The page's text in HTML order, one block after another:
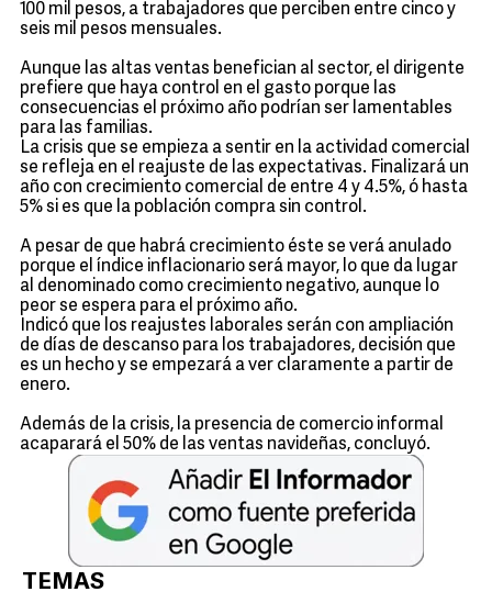
100 mil pesos, a trabajadores que perciben entre cinco y
seis mil pesos mensuales.
Aunque las altas ventas benefician al sector, el dirigente
prefiere que haya control en el gasto porque las
consecuencias el próximo año podrían ser lamentables
para las familias.
La crisis que se empieza a sentir en la actividad comercial
se refleja en el reajuste de las expectativas. Finalizará un
año con crecimiento comercial de entre 4 y 4.5%, ó hasta
5% si es que la población compra sin control.
A pesar de que habrá crecimiento éste se verá anulado
porque el índice inflacionario será mayor, lo que da lugar
al denominado como crecimiento negativo, aunque lo
peor se espera para el próximo año.
Indicó que los reajustes laborales serán con ampliación
de días de descanso para los trabajadores, decisión que
es un hecho y se empezará a ver claramente a partir de
enero.
Además de la crisis, la presencia de comercio informal
acaparará el 50% de las ventas navideñas, concluyó.
TEMAS